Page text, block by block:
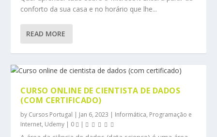
conforto da sua casa e no horário que lhe...
READ MORE
CURSO ONLINE DE CIENTISTA DE DADOS
(COM CERTIFICADO)
by Cursos Portugal | Jan 6, 2023 | Informática, Programação e
Internet, Udemy | 0 |